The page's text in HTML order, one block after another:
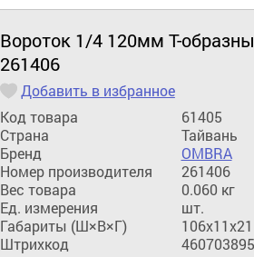
Вороток 1/4 120мм Т-
261406
Добавить в избранное
Код товара
61405
Страна
Тайвань
Бренд
OMBRA
Номер производителя
261406
Вес товара
0.060 кг
Ед. измерения
шт.
Габариты (Ш×В×Г)
106x11x21
Штрихкод